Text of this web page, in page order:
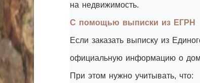
на недвижимость.
С помощью выписки из ЕГРН
Если заказать выписку из
официальную информацию о
При этом нужно учитывать, что: